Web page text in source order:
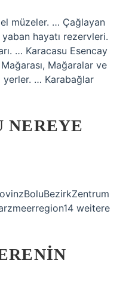
müzeler. … Çağlayan
hayatı rezervleri.
… Karacasu Esencay
Mağaralar ve
yerler. … Karabağlar
NEREYE
weitere